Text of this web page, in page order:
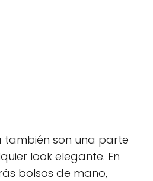
también son una parte
look elegante. En
bolsos de mano,